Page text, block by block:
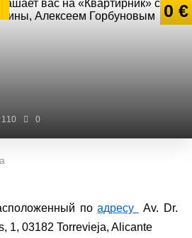
0 €
110 0
поадресу
Av. Dr.
1, 03182 Torrevieja, Alicante